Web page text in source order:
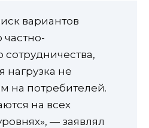
вариантов
сотрудничества,
нагрузка не
на потребителей.
на всех
— заявлял